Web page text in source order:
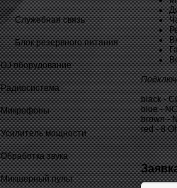
Cлужебная связь
Блок резервного питания
DJ оборудование
Радиосистема
Микрофоны
Усилитель мощности
Обработка звука
Микшерный пульт
black -
blue - NC
brown -
red - 8